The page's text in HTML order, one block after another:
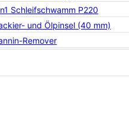
Schleifschwamm P220
und Ölpinsel (40 mm)
Remover